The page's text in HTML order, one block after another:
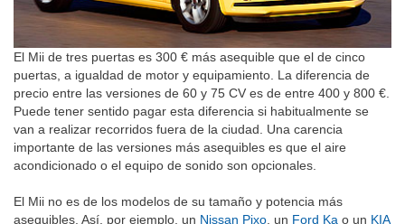
El Mii de tres puertas es 300 € más asequible que el de cinco
puertas, a igualdad de motor y equipamiento. La diferencia de
precio entre las versiones de 60 y 75 CV es de entre 400 y 800 €.
Puede tener sentido pagar esta diferencia si habitualmente se
van a realizar recorridos fuera de la ciudad. Una carencia
importante de las versiones más asequibles es que el aire
acondicionado o el equipo de sonido son opcionales.
El Mii no es de los modelos de su tamaño y potencia más
asequibles. Así, por ejemplo, un Nissan Pixo, un Ford Ka o un KIA